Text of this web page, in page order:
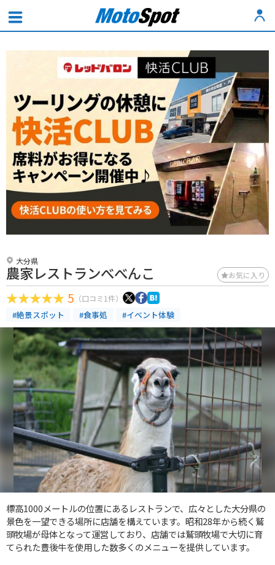
大分県
農家レストランべべんこ お気に入り
5 （口コミ1件）
#絶景スポット #食事処 #イベント体験
標高1000メートルの位置にあるレストランで、広々とした大分県の
景色を一望できる場所に店舗を構えています。昭和28年から続く鷲
頭牧場が母体となって運営しており、店舗では鷲頭牧場で大切に育
てられた豊後牛を使用した数多くのメニューを提供しています。